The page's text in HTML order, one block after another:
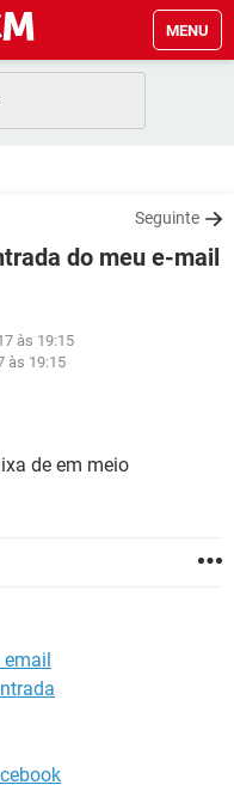
MENU
Seguinte
do meu e-mail
às 19:15
às 19:15
de em meio
email